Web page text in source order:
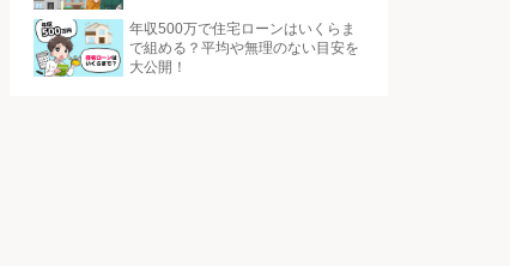
年収500万で住宅ローンはいくらま
で組める？平均や無理のない目安を
大公開！